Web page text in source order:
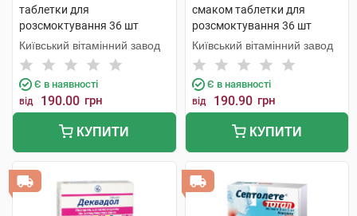
таблетки для
розсмоктування 36 шт
Київський вітамінний завод
Є в наявності
від 190.00 грн
КУПИТИ
смаком таблетки для
розсмоктування 36 шт
Київський вітамінний завод
Є в наявності
від 190.90 грн
КУПИТИ